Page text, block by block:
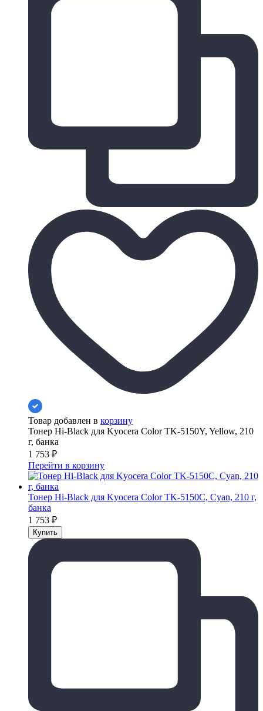
Товар добавлен в корзину
Тонер Hi-Black для Kyocera Color TK-5150Y, Yellow, 210
г, банка
1 753 ₽
Перейти в корзину
Тонер Hi-Black для Kyocera Color TK-5150C, Сyan, 210 г,
банка
1 753 ₽